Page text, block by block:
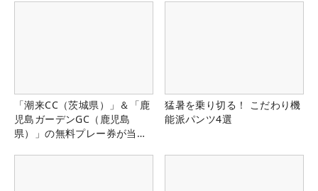
「潮来CC（茨城県）」＆「鹿
児島ガーデンGC（鹿児島
県）」の無料プレー券が当た
猛暑を乗り切る！ こだわり機
能派パンツ4選